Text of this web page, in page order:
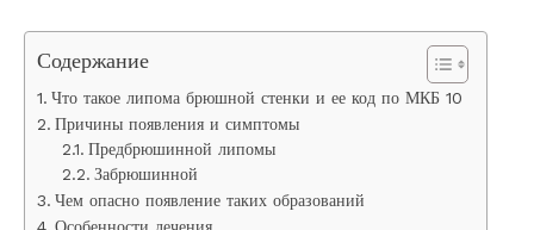
Содержание
Что такое липома брюшной стенки и ее код по МКБ 10
Причины появления и симптомы
Предбрюшинной липомы
Забрюшинной
Чем опасно появление таких образований